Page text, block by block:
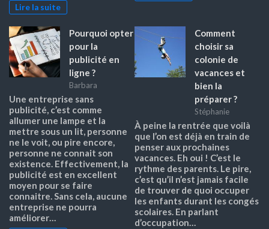
Lire la suite
Pourquoi opter
pour la
publicité en
ligne ?
Barbara
Une entreprise sans
publicité, c’est comme
allumer une lampe et la
mettre sous un lit, personne
ne le voit, ou pire encore,
personne ne connait son
existence. Effectivement, la
publicité est en excellent
moyen pour se faire
connaitre. Sans cela, aucune
entreprise ne pourra
améliorer…
Comment
choisir sa
colonie de
vacances et
bien la
préparer ?
Stéphanie
À peine la rentrée que voilà
que l’on est déjà en train de
penser aux prochaines
vacances. Eh oui ! C’est le
rythme des parents. Le pire,
c’est qu’il n’est jamais facile
de trouver de quoi occuper
les enfants durant les congés
scolaires. En parlant
d’occupation…